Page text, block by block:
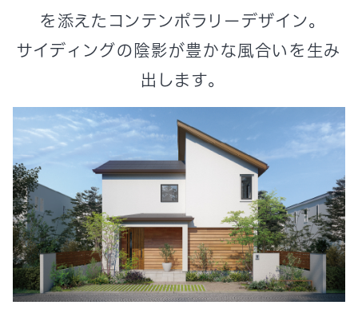
を添えたコンテンポラリーデザイン。
サイディングの陰影が豊かな風合いを生み
出します。